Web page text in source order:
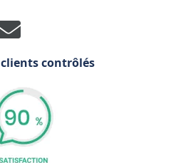
contrôlés